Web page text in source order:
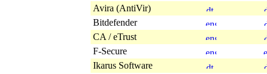
Avira (AntiVir)
Bitdefender
CA / eTrust
F-Secure
Ikarus Software